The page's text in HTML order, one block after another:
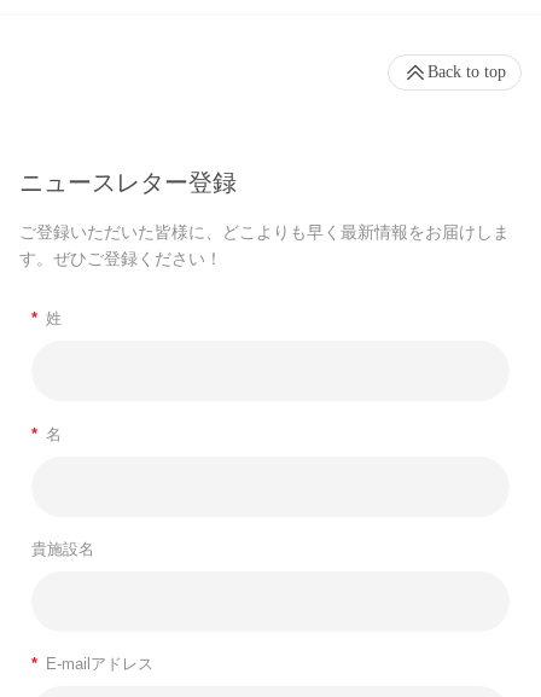
ニュースレター登録
ご登録いただいた皆様に、どこよりも早く最新情報をお届けしま
す。ぜひご登録ください！
* 姓
* 名
貴施設名
* E-mailアドレス
Back to top